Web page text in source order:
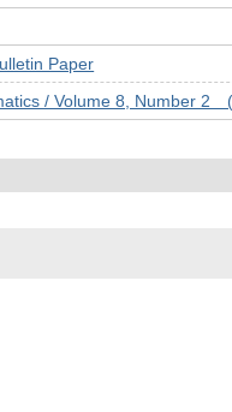
Paper
/ Volume 8, Number 2